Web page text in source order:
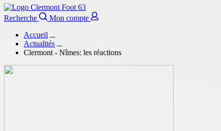
Recherche
Mon compte
Accueil
Actualités
Clermont - Nîmes: les réactions